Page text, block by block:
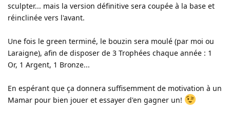
sculpter... mais la version définitive sera coupée à la base et
réinclinée vers l'avant.
Une fois le green terminé, le bouzin sera moulé (par moi ou
Laraigne), afin de disposer de 3 Trophées chaque année : 1
Or, 1 Argent, 1 Bronze...
En espérant que ça donnera suffisemment de motivation à un
Mamar pour bien jouer et essayer d'en gagner un!